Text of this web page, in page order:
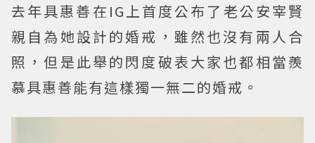
去年具惠善在IG上首度公布了老公安宰賢
親自為她設計的婚戒，雖然也沒有兩人合
照，但是此舉的閃度破表大家也都相當羨
慕具惠善能有這樣獨一無二的婚戒。